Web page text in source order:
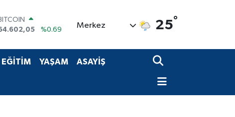
%0.06
%0.1
STERLİN
Merkez 25°
EĞİTİM YAŞAM ASAYİŞ